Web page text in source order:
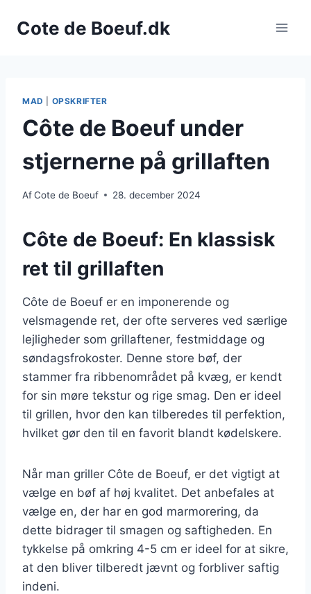
Cote de Boeuf.dk
MAD OPSKRIFTER
Côte de Boeuf under
stjernerne på grillaften
AfCote de Boeuf 28. december 2024
Côte de Boeuf: En klassisk
ret til grillaften
Côte de Boeuf er en imponerende og
velsmagende ret, der ofte serveres ved særlige
lejligheder som grillaftener, festmiddage og
søndagsfrokoster. Denne store bøf, der
stammer fra ribbenområdet på kvæg, er kendt
for sin møre tekstur og rige smag. Den er ideel
til grillen, hvor den kan tilberedes til perfektion,
hvilket gør den til en favorit blandt kødelskere.
Når man griller Côte de Boeuf, er det vigtigt at
vælge en bøf af høj kvalitet. Det anbefales at
vælge en, der har en god marmorering, da
dette bidrager til smagen og saftigheden. En
tykkelse på omkring 4-5 cm er ideel for at sikre,
at den bliver tilberedt jævnt og forbliver saftig
indeni.